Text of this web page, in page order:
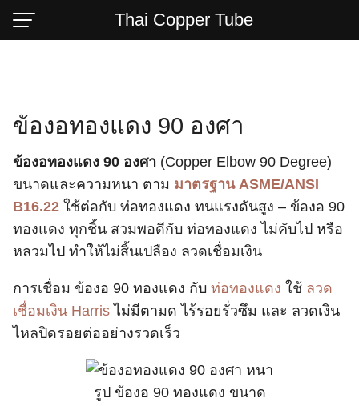
Skip
Thai Copper Tube
ข้องอทองแดง 90 องศา
ข้องอทองแดง 90 องศา (Copper Elbow 90 Degree)
ขนาดและความหนา ตาม มาตรฐาน ASME/ANSI
B16.22 ใช้ต่อกับ ท่อทองแดง ทนแรงดันสูง – ข้องอ 90
ทองแดง ทุกชิ้น สวมพอดีกับ ท่อทองแดง ไม่คับไป หรือ
หลวมไป ทำให้ไม่สิ้นเปลือง ลวดเชื่อมเงิน
การเชื่อม ข้องอ 90 ทองแดง กับ ท่อทองแดง ใช้ ลวด
เชื่อมเงิน Harris ไม่มีตามด ไร้รอยรั่วซึม และ ลวดเงิน
ไหลปิดรอยต่ออย่างรวดเร็ว
รูป ข้องอ 90 ทองแดง ขนาด